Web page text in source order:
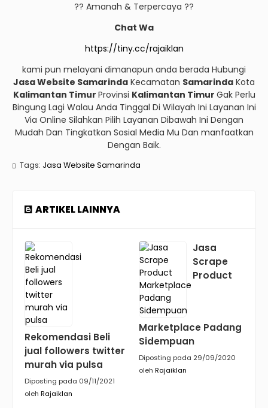
?? Amanah & Terpercaya ??
Chat Wa
https://tiny.cc/rajaiklan
kami pun melayani dimanapun anda berada Hubungi
Jasa Website Samarinda Kecamatan Samarinda Kota
Kalimantan Timur Provinsi Kalimantan Timur Gak Perlu
Bingung Lagi Walau Anda Tinggal Di Wilayah Ini Layanan Ini
Via Online Silahkan Pilih Layanan Dibawah Ini Dengan
Mudah Dan Tingkatkan Sosial Media Mu Dan manfaatkan
Dengan Baik.
Tags: Jasa Website Samarinda
ARTIKEL LAINNYA
Rekomendasi Beli
jual followers twitter
murah via pulsa
Diposting pada 09/11/2021
oleh Rajaiklan
Jasa
Scrape
Product
Marketplace Padang
Sidempuan
Diposting pada 29/09/2020
oleh Rajaiklan